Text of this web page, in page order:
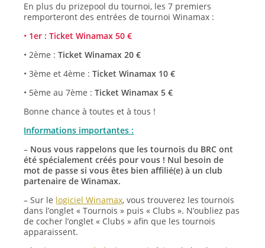
En plus du prizepool du tournoi, les 7 premiers
remporteront des entrées de tournoi Winamax :
• 1er : Ticket Winamax 50 €
• 2ème :Ticket Winamax 20 €
• 3ème et 4ème :Ticket Winamax 10 €
• 5ème au 7ème :Ticket Winamax 5 €
Bonne chance à toutes et à tous !
Informations importantes :
– Nous vous rappelons que les tournois du BRC ont
été spécialement créés pour vous ! Nul besoin de
mot de passe si vous êtes bien affilié(e) à un club
partenaire de Winamax.
– Sur le logiciel Winamax, vous trouverez les tournois
dans l’onglet « Tournois » puis « Clubs ». N’oubliez pas
de cocher l’onglet « Clubs » afin que les tournois
apparaissent.